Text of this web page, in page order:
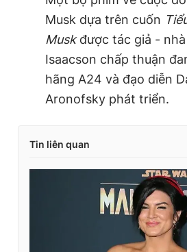
Musk dựa trên cuốn
Muskđược tác giả - nhà
Isaacson chấp thuận
hãng A24 và đạo diễn
Aronofsky phát triển.
Tin liên quan